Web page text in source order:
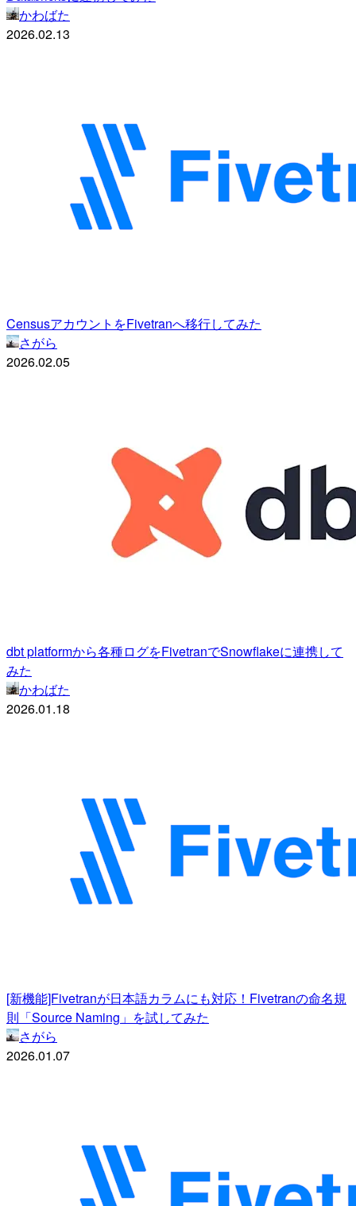
かわばた
2026.02.13
CensusアカウントをFivetranへ移行してみた
さがら
2026.02.05
dbt platformから各種ログをFivetranでSnowflakeに連携して
みた
かわばた
2026.01.18
[新機能]Fivetranが日本語カラムにも対応！Fivetranの命名規
則「Source Naming」を試してみた
さがら
2026.01.07